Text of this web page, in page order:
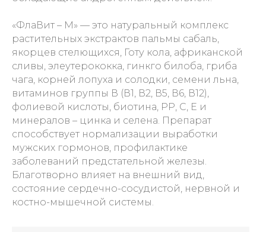
«ФлаВит – М» — это натуральный комплекс
растительных экстрактов пальмы сабаль,
якорцев стелющихся, Готу кола, африканской
сливы, элеутерококка, гинкго билоба, гриба
чага, корней лопуха и солодки, семени льна,
витаминов группы В (В1, В2, В5, В6, В12),
фолиевой кислоты, биотина, РР, С, Е и
минералов – цинка и селена. Препарат
способствует нормализации выработки
мужских гормонов, профилактике
заболеваний предстательной железы.
Благотворно влияет на внешний вид,
состояние сердечно-сосудистой, нервной и
костно-мышечной системы.